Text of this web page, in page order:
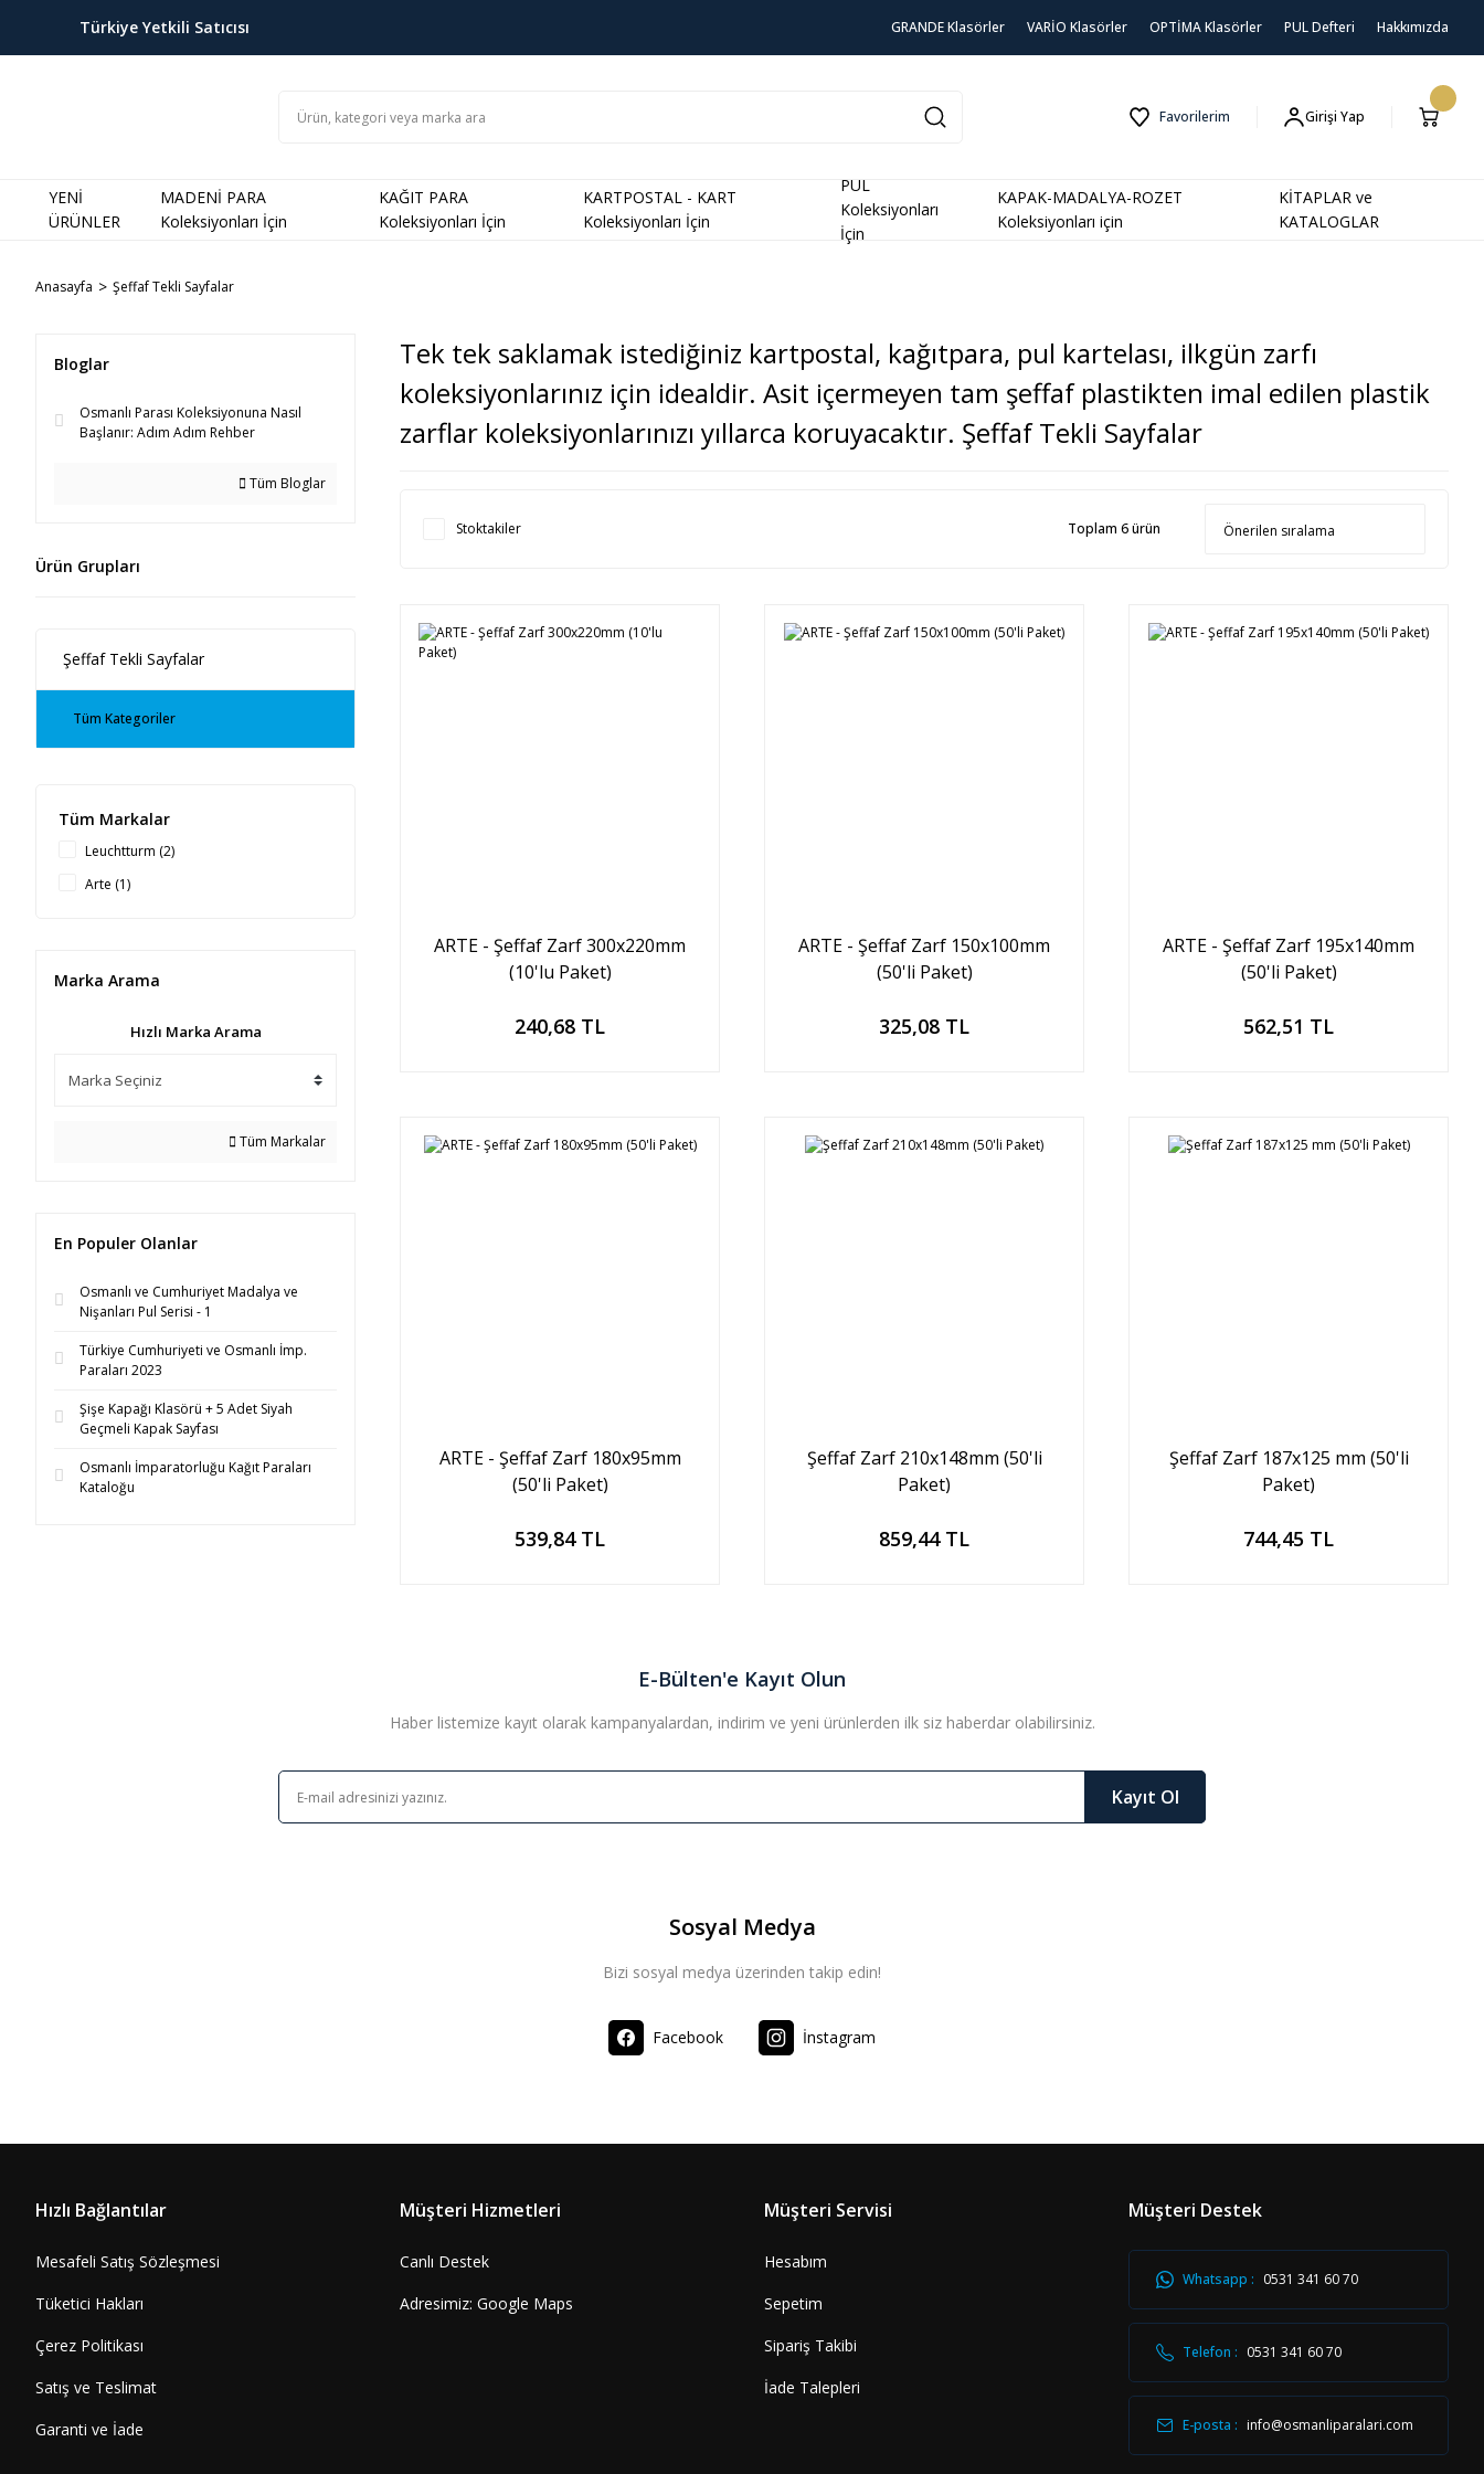
Türkiye Yetkili Satıcısı GRANDE Klasörler VARİO Klasörler OPTİMA Klasörler PUL Defteri Hakkımızda
Favorilerim Girişi Yap
YENİ
ÜRÜNLER
MADENİ PARA
Koleksiyonları İçin
KAĞIT PARA
Koleksiyonları İçin
KARTPOSTAL - KART
Koleksiyonları İçin
PUL
Koleksiyonları
İçin
KAPAK-MADALYA-ROZET
Koleksiyonları için
KİTAPLAR ve
KATALOGLAR
Anasayfa Şeffaf Tekli Sayfalar
Bloglar
Osmanlı Parası Koleksiyonuna Nasıl
Başlanır: Adım Adım Rehber
Tüm Bloglar
Ürün Grupları
Şeffaf Tekli Sayfalar
Tüm Kategoriler
Tüm Markalar
Leuchtturm (2)
Arte (1)
Marka Arama
Hızlı Marka Arama
Tüm Markalar
En Populer Olanlar
Osmanlı ve Cumhuriyet Madalya ve
Nişanları Pul Serisi - 1
Türkiye Cumhuriyeti ve Osmanlı İmp.
Paraları 2023
Şişe Kapağı Klasörü + 5 Adet Siyah
Geçmeli Kapak Sayfası
Osmanlı İmparatorluğu Kağıt Paraları
Kataloğu
Tek tek saklamak istediğiniz kartpostal, kağıtpara, pul kartelası, ilkgün zarfı
koleksiyonlarınız için idealdir. Asit içermeyen tam şeffaf plastikten imal edilen plastik
zarflar koleksiyonlarınızı yıllarca koruyacaktır. Şeffaf Tekli Sayfalar
Stoktakiler Toplam 6 ürün
ARTE - Şeffaf Zarf 300x220mm
(10'lu Paket)
240,68 TL
Sepete Ekle
ARTE - Şeffaf Zarf 150x100mm
(50'li Paket)
325,08 TL
Sepete Ekle
ARTE - Şeffaf Zarf 195x140mm
(50'li Paket)
562,51 TL
Sepete Ekle
ARTE - Şeffaf Zarf 180x95mm
(50'li Paket)
539,84 TL
Sepete Ekle
Şeffaf Zarf 210x148mm (50'li
Paket)
859,44 TL
Sepete Ekle
Şeffaf Zarf 187x125 mm (50'li
Paket)
744,45 TL
Sepete Ekle
E-Bülten'e Kayıt Olun
Haber listemize kayıt olarak kampanyalardan, indirim ve yeni ürünlerden ilk siz haberdar olabilirsiniz.
Kayıt Ol
Sosyal Medya
Bizi sosyal medya üzerinden takip edin!
Facebook İnstagram
Hızlı Bağlantılar
Mesafeli Satış Sözleşmesi
Tüketici Hakları
Çerez Politikası
Satış ve Teslimat
Garanti ve İade
Müşteri Hizmetleri
Canlı Destek
Adresimiz: Google Maps
Müşteri Servisi
Hesabım
Sepetim
Sipariş Takibi
İade Talepleri
Müşteri Destek
Whatsapp : 0531 341 60 70
Telefon : 0531 341 60 70
E-posta : info@osmanliparalari.com